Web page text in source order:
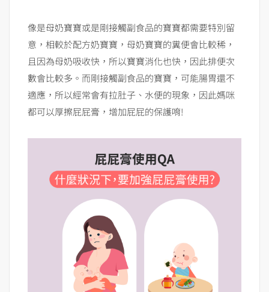
像是母奶寶寶或是剛接觸副食品的寶寶都需要特別留
意，相較於配方奶寶寶，母奶寶寶的糞便會比較稀，
且因為母奶吸收快，所以寶寶消化也快，因此排便次
數會比較多。而剛接觸副食品的寶寶，可能腸胃還不
適應，所以經常會有拉肚子、水便的現象，因此媽咪
都可以厚擦屁屁膏，增加屁屁的保護唷!